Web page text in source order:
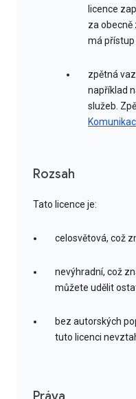
licence
za
má přístup
zpětná
například
služeb.
Rozsah
Tato licence je:
celosvětová, což
nevýhradní, což
můžete udělit
bez autorských
tuto licenci